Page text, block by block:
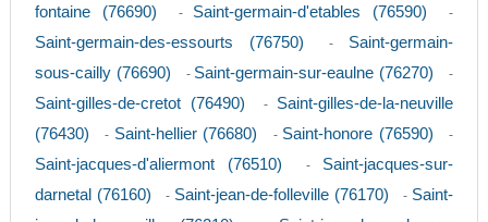
fontaine (76690)
- Saint-germain-d'etables (76590) -
Saint-germain-des-essourts (76750) - Saint-germain-
sous-cailly (76690)
- Saint-germain-sur-eaulne (76270) -
Saint-gilles-de-cretot (76490) - Saint-gilles-de-la-neuville
(76430)
- Saint-hellier (76680) - Saint-honore (76590) -
Saint-jacques-d'aliermont (76510) - Saint-jacques-sur-
darnetal (76160)
- Saint-jean-de-folleville (76170) - Saint-